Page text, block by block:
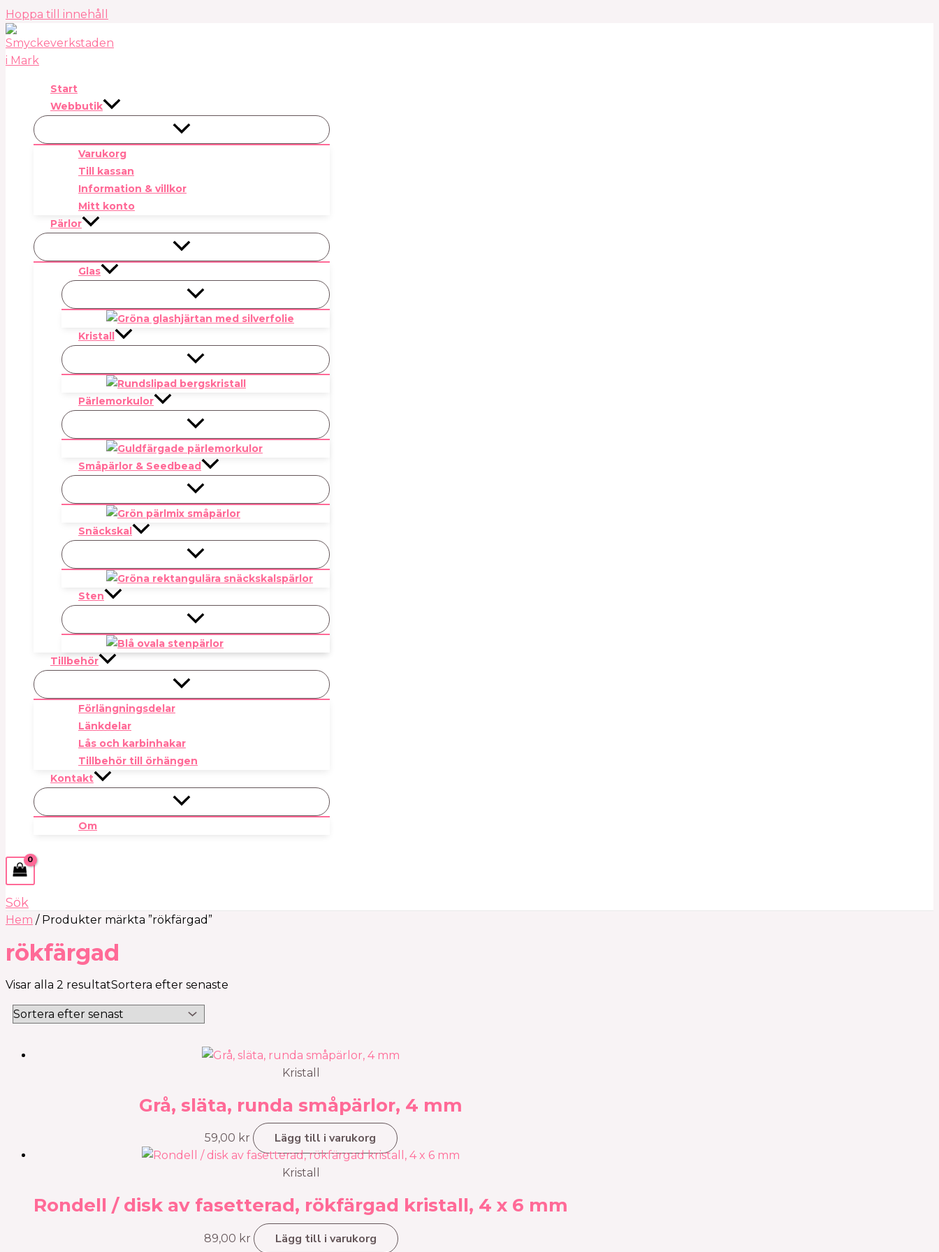
Hoppa till innehåll
Start
Webbutik
Varukorg
Till kassan
Information & villkor
Mitt konto
Pärlor
Glas
Kristall
Pärlemorkulor
Småpärlor & Seedbead
Snäckskal
Sten
Tillbehör
Förlängningsdelar
Länkdelar
Lås och karbinhakar
Tillbehör till örhängen
Kontakt
Om
Sök
Hem / Produkter märkta ”rökfärgad”
rökfärgad
Visar alla 2 resultatSortera efter senaste
Kristall
Grå, släta, runda småpärlor, 4 mm
59,00 kr Lägg till i varukorg
Kristall
Rondell / disk av fasetterad, rökfärgad kristall, 4 x 6 mm
89,00 kr Lägg till i varukorg